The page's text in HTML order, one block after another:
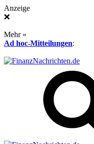
Anzeige
❌
Mehr »
Ad hoc-Mitteilungen: